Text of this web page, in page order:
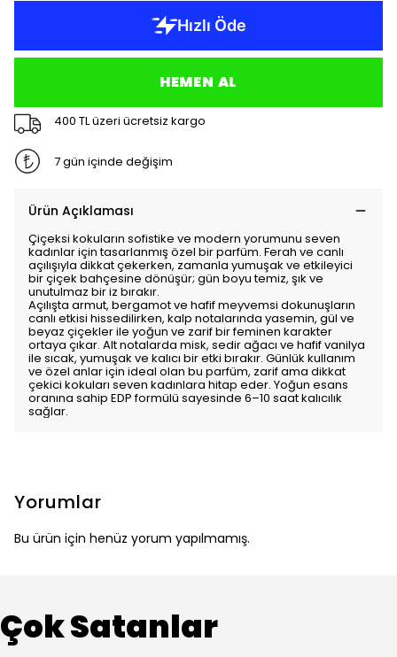
HEMEN AL
400 TL üzeri ücretsiz kargo
7 gün içinde değişim
Ürün Açıklaması
Çiçeksi kokuların sofistike ve modern yorumunu seven
kadınlar için tasarlanmış özel bir parfüm. Ferah ve canlı
açılışıyla dikkat çekerken, zamanla yumuşak ve etkileyici
bir çiçek bahçesine dönüşür; gün boyu temiz, şık ve
unutulmaz bir iz bırakır.
Açılışta armut, bergamot ve hafif meyvemsi dokunuşların
canlı etkisi hissedilirken, kalp notalarında yasemin, gül ve
beyaz çiçekler ile yoğun ve zarif bir feminen karakter
ortaya çıkar. Alt notalarda misk, sedir ağacı ve hafif vanilya
ile sıcak, yumuşak ve kalıcı bir etki bırakır. Günlük kullanım
ve özel anlar için ideal olan bu parfüm, zarif ama dikkat
çekici kokuları seven kadınlara hitap eder. Yoğun esans
oranına sahip EDP formülü sayesinde 6–10 saat kalıcılık
sağlar.
Yorumlar
Bu ürün için henüz yorum yapılmamış.
Çok Satanlar